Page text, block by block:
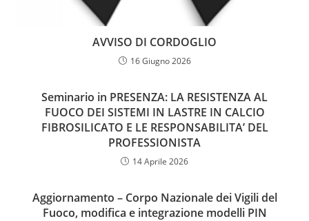
AVVISO DI CORDOGLIO
16 Giugno 2026
Seminario in PRESENZA: LA RESISTENZA AL
FUOCO DEI SISTEMI IN LASTRE IN CALCIO
FIBROSILICATO E LE RESPONSABILITA’ DEL
PROFESSIONISTA
14 Aprile 2026
Aggiornamento – Corpo Nazionale dei Vigili del
Fuoco, modifica e integrazione modelli PIN